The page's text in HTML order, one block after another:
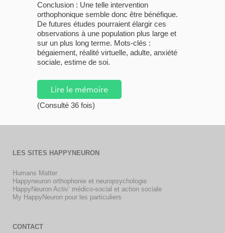
Conclusion : Une telle intervention
orthophonique semble donc être bénéfique.
De futures études pourraient élargir ces
observations à une population plus large et
sur un plus long terme. Mots-clés :
bégaiement, réalité virtuelle, adulte, anxiété
sociale, estime de soi.
Lire le mémoire
(Consulté 36 fois)
LES SITES HAPPYNEURON
Humans Matter
Happyneuron orthophonie et neuropsychologie
HappyNeuron Activ’ médico-social et action sociale
My HappyNeuron pour les particuliers
CONTACT